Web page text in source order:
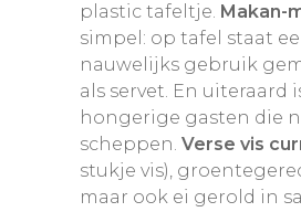
plastic tafeltje. Makan-
simpel: op tafel staat
nauwelijks gebruik
als servet. En uiteraard
hongerige gasten die
scheppen. Verse vis
stukje vis),
maar ook ei gerold in